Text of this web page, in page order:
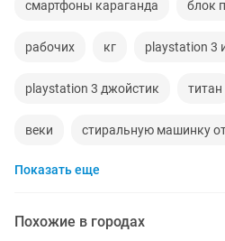
смартфоны караганда блок
рабочих кг playstation 3
playstation 3 джойстик титан
веки стиральную машинку
продать
Показать еще
Похожие в городах